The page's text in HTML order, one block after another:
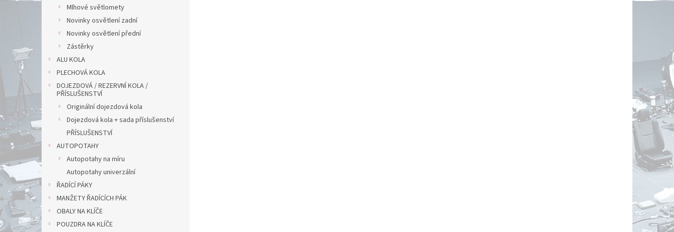
Mlhové světlomety
Novinky osvětlení zadní
Novinky osvětlení přední
Zástěrky
ALU KOLA
PLECHOVÁ KOLA
DOJEZDOVÁ / REZERVNÍ KOLA /
PŘÍSLUŠENSTVÍ
Originální dojezdová kola
Dojezdová kola + sada příslušenství
PŘÍSLUŠENSTVÍ
AUTOPOTAHY
Autopotahy na míru
Autopotahy univerzální
ŘADÍCÍ PÁKY
MANŽETY ŘADÍCÍCH PÁK
OBALY NA KLÍČE
POUZDRA NA KLÍČE